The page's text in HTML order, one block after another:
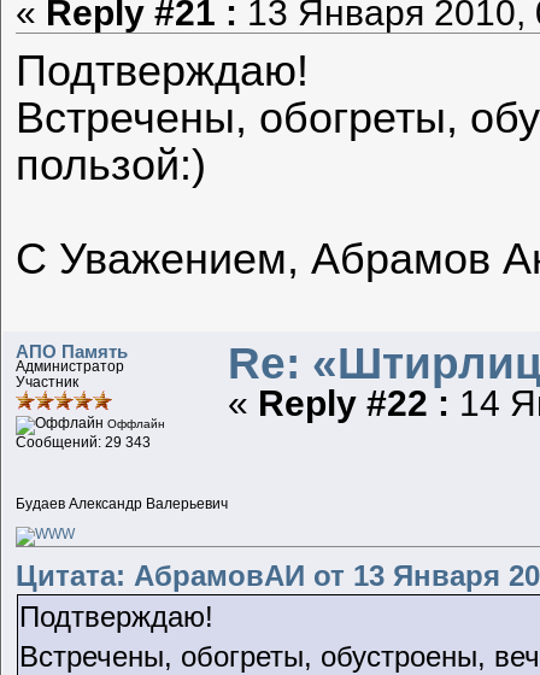
« Reply #21 : 13 Января 2010,
Подтверждаю!
Встречены, обогреты,
пользой:)
С Уважением, Абрамов
АПО Память
Администратор
Участник
Оффлайн
Сообщений: 29 343
Будаев Александр Валерьевич
Re:
« Reply #22 : 14
Цитата: АбрамовАИ от 13 Января
Подтверждаю!
Встречены, обогреты, обустроены,